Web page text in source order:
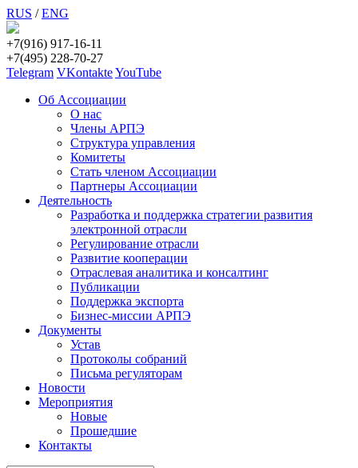
RUS /ENG
+7(916) 917-16-11
+7(495) 228-70-27
Telegram VKontakteYouTube
Об Ассоциации
О нас
Члены АРПЭ
Структура управления
Комитеты
Стать членом Ассоциации
Партнеры Ассоциации
Деятельность
Разработка и поддержка стратегии развития
электронной отрасли
Регулирование отрасли
Развитие кооперации
Отраслевая аналитика и консалтинг
Публикации
Поддержка экспорта
Бизнес-миссии АРПЭ
Документы
Устав
Протоколы собраний
Письма регуляторам
Новости
Мероприятия
Новые
Прошедшие
Контакты